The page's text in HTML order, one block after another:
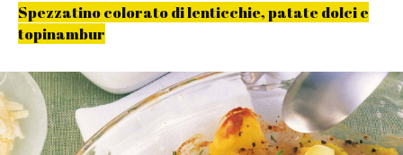
Spezzatino colorato di lenticchie, patate dolci e
topinambur